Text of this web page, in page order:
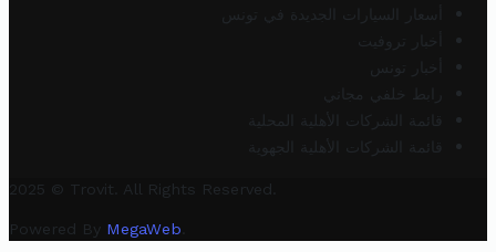
أسعار السيارات الجديدة في تونس
أخبار تروفيت
أخبار تونس
رابط خلفي مجاني
قائمة الشركات الأهلية المحلية
قائمة الشركات الأهلية الجهوية
2025 © Trovit. All Rights Reserved.
Powered By MegaWeb